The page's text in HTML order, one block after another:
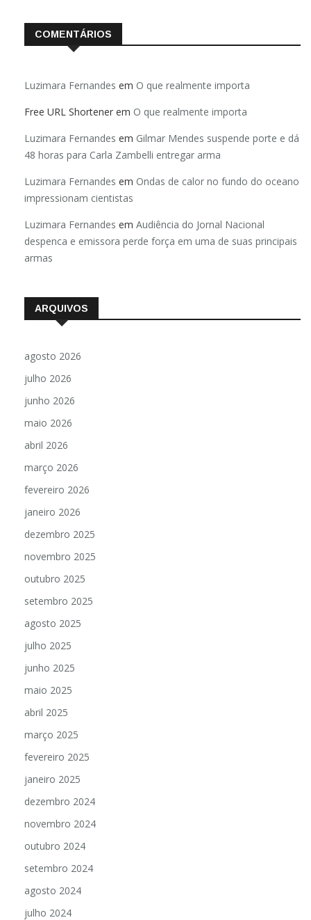
COMENTÁRIOS
Luzimara Fernandes em O que realmente importa
Free URL Shortener em O que realmente importa
Luzimara Fernandes em Gilmar Mendes suspende porte e dá
48 horas para Carla Zambelli entregar arma
Luzimara Fernandes em Ondas de calor no fundo do oceano
impressionam cientistas
Luzimara Fernandes em Audiência do Jornal Nacional
despenca e emissora perde força em uma de suas principais
armas
ARQUIVOS
agosto 2026
julho 2026
junho 2026
maio 2026
abril 2026
março 2026
fevereiro 2026
janeiro 2026
dezembro 2025
novembro 2025
outubro 2025
setembro 2025
agosto 2025
julho 2025
junho 2025
maio 2025
abril 2025
março 2025
fevereiro 2025
janeiro 2025
dezembro 2024
novembro 2024
outubro 2024
setembro 2024
agosto 2024
julho 2024